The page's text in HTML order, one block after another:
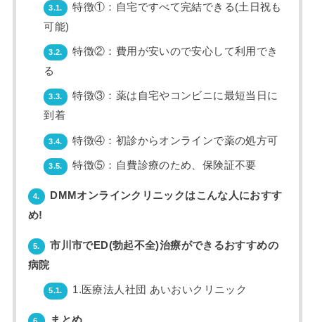
3.1.
特徴①：自宅ですべて完結できる(土日祝も
可能)
3.2.
特徴②：費用が安いので安心して利用でき
る
3.3.
特徴③：薬は自宅やコンビニに最短当日に
到着
3.4. 特徴④：初診からオンラインで薬の処方可
3.5. 特徴⑤：自費診療のため、保険証不要
4.
DMMオンラインクリニックはこんな人におすす
め!
5.
市川市でED(勃起不全)治療ができるおすすめの
病院
5.1. 1.医療法人社団 あいおいクリニック